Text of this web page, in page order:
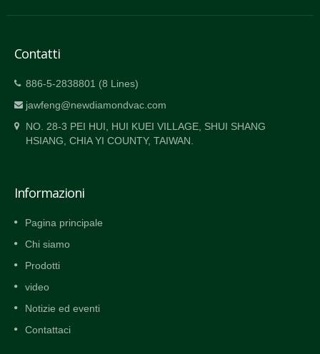
Contatti
886-5-2838801 (8 Lines)
jawfeng@newdiamondvac.com
NO. 28-3 PEI HUI, HUI KUEI VILLAGE, SHUI SHANG
HSIANG, CHIA YI COUNTY, TAIWAN.
Informazioni
Pagina principale
Chi siamo
Prodotti
video
Notizie ed eventi
Contattaci